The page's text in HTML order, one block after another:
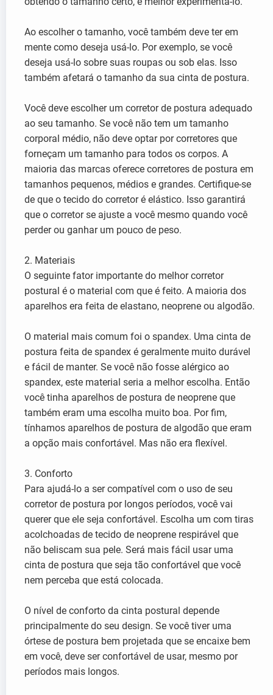
Ao escolher o tamanho, você também deve ter em
mente como deseja usá-lo. Por exemplo, se você
deseja usá-lo sobre suas roupas ou sob elas. Isso
também afetará o tamanho da sua cinta de postura.
Você deve escolher um corretor de postura adequado
ao seu tamanho. Se você não tem um tamanho
corporal médio, não deve optar por corretores que
forneçam um tamanho para todos os corpos. A
maioria das marcas oferece corretores de postura em
tamanhos pequenos, médios e grandes. Certifique-se
de que o tecido do corretor é elástico. Isso garantirá
que o corretor se ajuste a você mesmo quando você
perder ou ganhar um pouco de peso.
2. Materiais
O seguinte fator importante do melhor corretor
postural é o material com que é feito. A maioria dos
aparelhos era feita de elastano, neoprene ou algodão.
O material mais comum foi o spandex. Uma cinta de
postura feita de spandex é geralmente muito durável
e fácil de manter. Se você não fosse alérgico ao
spandex, este material seria a melhor escolha. Então
você tinha aparelhos de postura de neoprene que
também eram uma escolha muito boa. Por fim,
tínhamos aparelhos de postura de algodão que eram
a opção mais confortável. Mas não era flexível.
3. Conforto
Para ajudá-lo a ser compatível com o uso de seu
corretor de postura por longos períodos, você vai
querer que ele seja confortável. Escolha um com tiras
acolchoadas de tecido de neoprene respirável que
não beliscam sua pele. Será mais fácil usar uma
cinta de postura que seja tão confortável que você
nem perceba que está colocada.
O nível de conforto da cinta postural depende
principalmente do seu design. Se você tiver uma
órtese de postura bem projetada que se encaixe bem
em você, deve ser confortável de usar, mesmo por
períodos mais longos.